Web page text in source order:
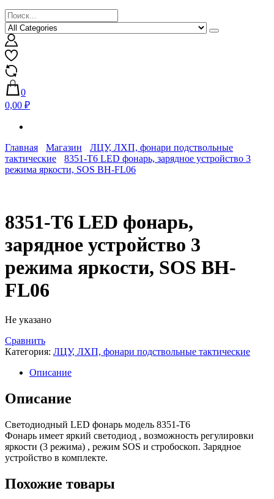
0
0,00 ₽
Главная Магазин
ЛЦУ, ЛХП, фонари подствольные
тактические
8351-Т6 LED фонарь, зарядное устройство 3
режима яркости, SOS BH-FL06
8351-Т6 LED фонарь,
зарядное устройство 3
режима яркости, SOS BH-
FL06
Не указано
Сравнить
Категория: ЛЦУ, ЛХП, фонари подствольные тактические
Описание
Описание
Светодиодный LED фонарь модель 8351-Т6
Фонарь имеет яркий светодиод , возможность регулировки
яркости (3 режима) , режим SOS и стробоскоп. Зарядное
устройство в комплекте.
Похожие товары